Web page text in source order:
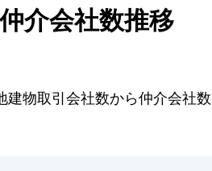
介会社数推移
建物取引会社数から仲介会社